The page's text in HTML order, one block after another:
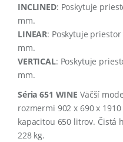
INCLINED: Poskytuje
mm.
LINEAR: Poskytuje
mm.
VERTICAL: Poskytuje
mm.
Séria 651 WINE Väčší
rozmermi 902 x 690 x
kapacitou 650 litrov. Čistá
228 kg.